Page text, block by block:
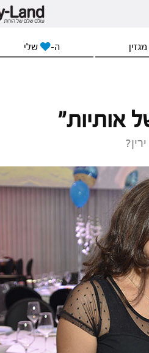
מגזין ה- שלי
אותיות"